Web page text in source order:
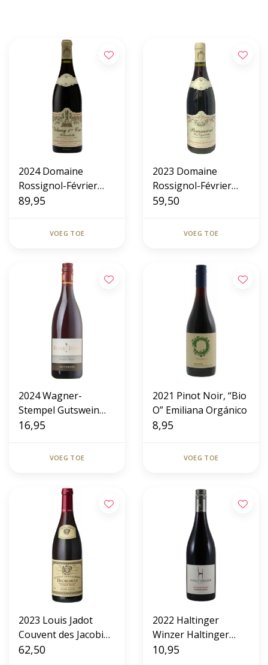
2024 Domaine
Rossignol-Février
Père & Fils Volnay 1er
89,95
VOEG TOE
2023 Domaine
Rossignol-Février
Père & Fils Les
59,50
VOEG TOE
2024 Wagner-
Stempel Gutswein
Pinot Noir
16,95
VOEG TOE
2021 Pinot Noir, “Bio
O” Emiliana Orgánico
8,95
VOEG TOE
2023 Louis Jadot
Couvent des Jacobins
Pinot Noir Magnum
62,50
2022 Haltinger
Winzer Haltinger
Stiege
10,95